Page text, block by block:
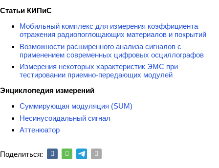
Статьи КИПиС
Мобильный комплекс для измерения коэффициента
отражения радиопоглощающих материалов и покрытий
Возможности расширенного анализа сигналов с
применением современных цифровых осциллографов
Измерения некоторых характеристик ЭМС при
тестировании приемно-передающих модулей
Энциклопедия измерений
Суммирующая модуляция (SUM)
Несинусоидальный сигнал
Аттенюатор
Поделиться: